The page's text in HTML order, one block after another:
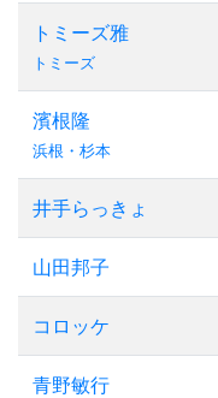
トミーズ雅
トミーズ
濱根隆
浜根・杉本
井手らっきょ
山田邦子
コロッケ
青野敏行